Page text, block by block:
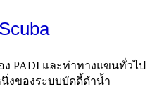
PADI และท่าทางแขนทั่วไป
งของระบบบัดดี้ดำน้ำ